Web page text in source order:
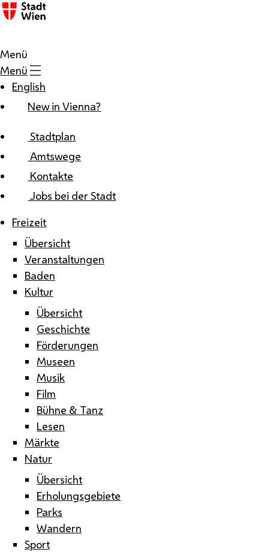
Zum Inhalt
Menü
Menü
English
New in Vienna?
Stadtplan
Amtswege
Kontakte
Jobs bei der Stadt
Freizeit
Übersicht
Veranstaltungen
Baden
Kultur
Übersicht
Geschichte
Förderungen
Museen
Musik
Film
Bühne & Tanz
Lesen
Märkte
Natur
Übersicht
Erholungsgebiete
Parks
Wandern
Sport